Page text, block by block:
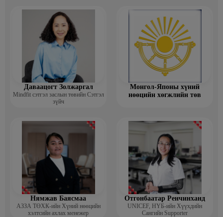
Даваацогт Золжаргал
Mindfit сэтгэл заслын төвийн Сэтгэл
зүйч
Монгол-Японы хүний
нөөцийн хөгжлийн төв
Нямжав Баясмаа
АЗЗА ТӨХК-ийн Хүний нөөцийн
хэлтсийн ахлах менежер
Отгонбаатар Ренчинханд
UNIСЕF, НҮБ-ийн Хүүхдийн
Сангийн Supporter